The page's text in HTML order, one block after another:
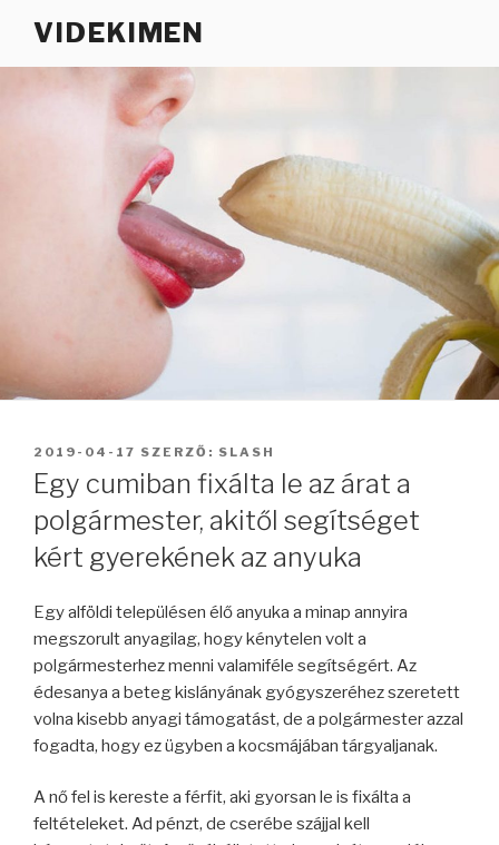
VIDEKIMEN
BEKÜLDVE:
2019-04-17 SZERZŐ: SLASH
Egy cumiban fixálta le az árat a
polgármester, akitől segítséget
kért gyerekének az anyuka
Egy alföldi településen élő anyuka a minap annyira
megszorult anyagilag, hogy kénytelen volt a
polgármesterhez menni valamiféle segítségért. Az
édesanya a beteg kislányának gyógyszeréhez szeretett
volna kisebb anyagi támogatást, de a polgármester azzal
fogadta, hogy ez ügyben a kocsmájában tárgyaljanak.
A nő fel is kereste a férfit, aki gyorsan le is fixálta a
feltételeket. Ad pénzt, de cserébe szájjal kell